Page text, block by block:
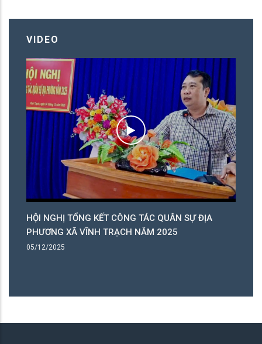
VIDEO
HỘI NGHỊ TỔNG KẾT CÔNG TÁC QUÂN SỰ ĐỊA
PHƯƠNG XÃ VĨNH TRẠCH NĂM 2025
05/12/2025